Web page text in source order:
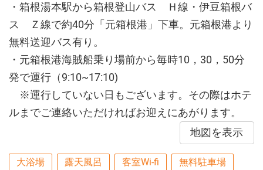
・箱根湯本駅から箱根登山バス Ｈ線・伊豆箱根バ
ス Ｚ線で約40分「元箱根港」下車。元箱根港より
無料送迎バス有り。
・元箱根港海賊船乗り場前から毎時10，30，50分
発で運行（9:10~17:10)
※運行していない日もございます。その際はホテ
ルまでご連絡いただければお迎えにあがります。
地図を表示
大浴場 露天風呂 客室Wi-fi 無料駐車場